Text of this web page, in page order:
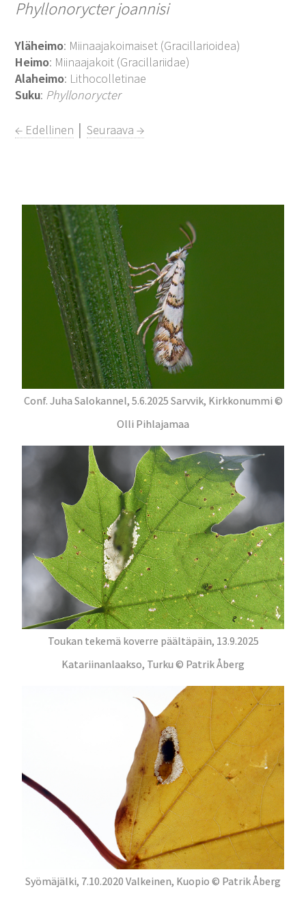
Phyllonorycter joannisi
Yläheimo: Miinaajakoimaiset (Gracillarioidea)
Heimo: Miinaajakoit (Gracillariidae)
Alaheimo: Lithocolletinae
Suku: Phyllonorycter
← Edellinen │Seuraava →
Conf. Juha Salokannel, 5.6.2025 Sarvvik, Kirkkonummi ©
Olli Pihlajamaa
Toukan tekemä koverre päältäpäin, 13.9.2025
Katariinanlaakso, Turku © Patrik Åberg
Syömäjälki, 7.10.2020 Valkeinen, Kuopio © Patrik Åberg